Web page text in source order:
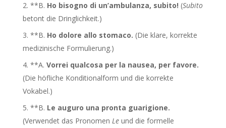
**B. Ho bisogno di un’ambulanza, subito! (Subito
betont die Dringlichkeit.)
**B. Ho dolore allo stomaco. (Die klare, korrekte
medizinische Formulierung.)
**A. Vorrei qualcosa per la nausea, per favore.
(Die höfliche Konditionalform und die korrekte
Vokabel.)
**B. Le auguro una pronta guarigione.
(Verwendet das Pronomen Leund die formelle